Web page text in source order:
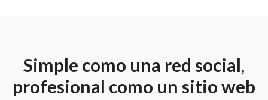
Simple como una red social,
profesional como un sitio web